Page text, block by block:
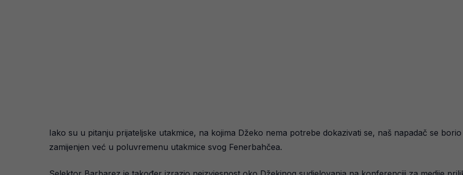
Iako su u pitanju prijateljske utakmice, na kojima Džeko nema potrebe dokazivati se, naš napadač se
zamijenjen već u poluvremenu utakmice svog Fenerbahčea.